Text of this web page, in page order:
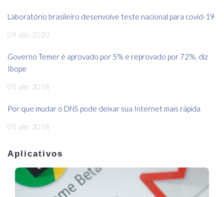
Laboratório brasileiro desenvolve teste nacional para covid-19
09 abr, 2020
Governo Temer é aprovado por 5% e reprovado por 72%, diz
Ibope
05 abr, 2018
Por que mudar o DNS pode deixar sua Internet mais rápida
05 abr, 2018
Aplicativos